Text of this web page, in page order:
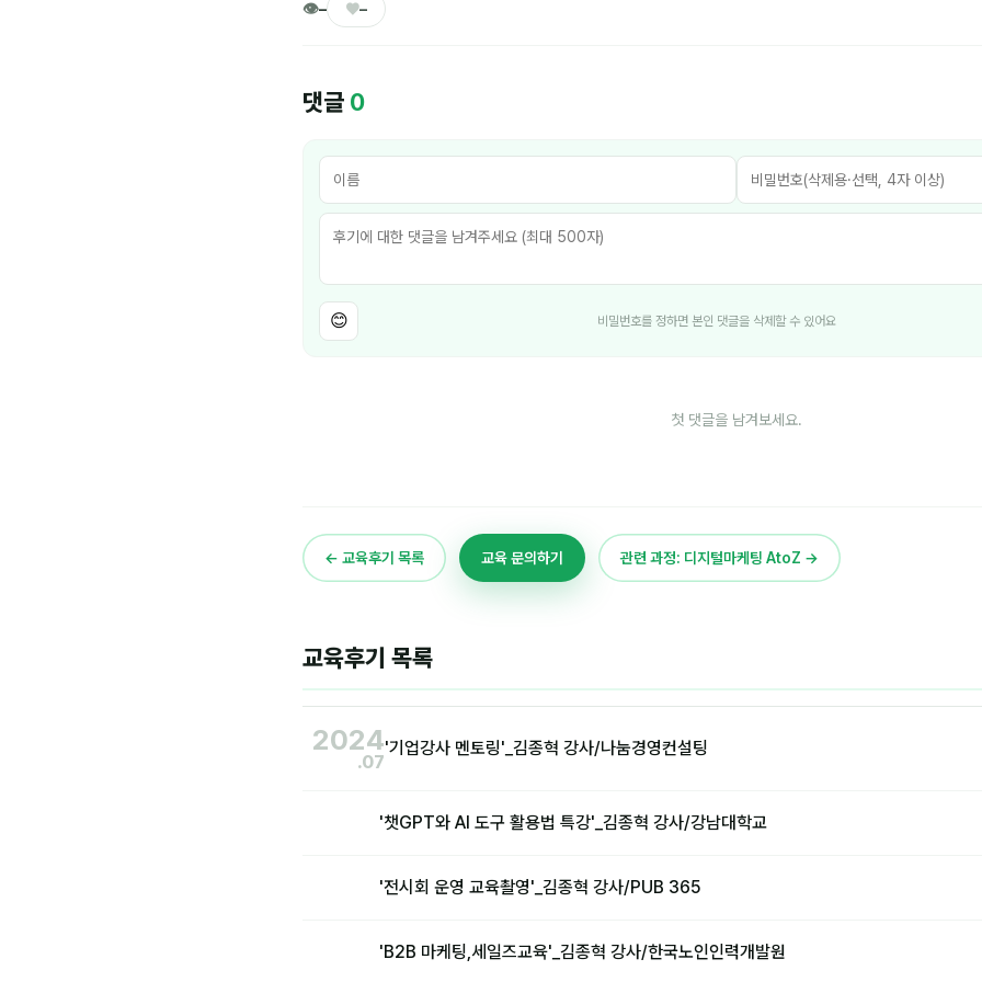
👁– ♥–
댓글 0
😊 비밀번호를 정하면 본인 댓글을 삭제할 수 있어요
첫 댓글을 남겨보세요.
← 교육후기 목록 교육 문의하기 관련 과정: 디지털마케팅 AtoZ →
교육후기 목록
2024
.07
'기업강사 멘토링'_김종혁 강사/나눔경영컨설팅
'챗GPT와 AI 도구 활용법 특강'_김종혁 강사/강남대학교
'전시회 운영 교육촬영'_김종혁 강사/PUB 365
'B2B 마케팅,세일즈교육'_김종혁 강사/한국노인인력개발원